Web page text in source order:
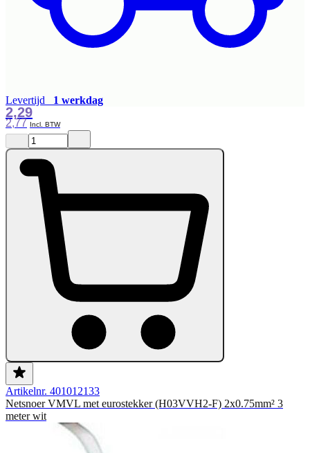
Levertijd 1 werkdag
2,77
2,29
Artikelnr. 401012133
Netsnoer VMVL met eurostekker (H03VVH2-F) 2x0.75mm² 3
meter wit